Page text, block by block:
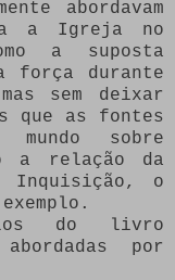
abordavam
a Igreja no
a suposta
força durante
sem deixar
que as fontes
mundo sobre
a relação da
Inquisição, o
do livro
por